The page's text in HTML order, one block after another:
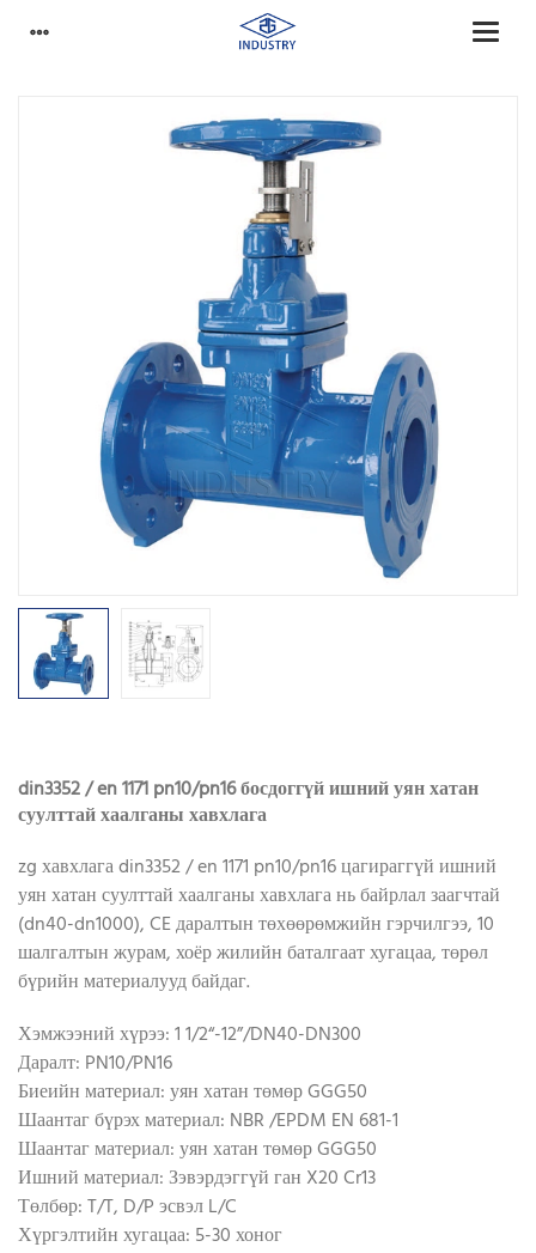
din3352 / en 1171 pn10/pn16 босдоггүй ишний уян хатан
суулттай хаалганы хавхлага
zg хавхлага din3352 / en 1171 pn10/pn16 цагираггүй ишний
уян хатан суулттай хаалганы хавхлага нь байрлал заагчтай
(dn40-dn1000), CE даралтын төхөөрөмжийн гэрчилгээ, 10
шалгалтын журам, хоёр жилийн баталгаат хугацаа, төрөл
бүрийн материалууд байдаг.
Хэмжээний хүрээ: 1 1/2“-12”/DN40-DN300
Даралт: PN10/PN16
Биеийн материал: уян хатан төмөр GGG50
Шаантаг бүрэх материал: NBR /EPDM EN 681-1
Шаантаг материал: уян хатан төмөр GGG50
Ишний материал: Зэвэрдэггүй ган X20 Cr13
Төлбөр: T/T, D/P эсвэл L/C
Хүргэлтийн хугацаа: 5-30 хоног